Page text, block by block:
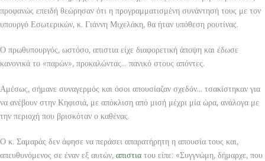
προφανώς επειδή θεώρησαν ότι η προγραμματισμένη συνάντησή τους με τον
υπουργό Εσωτερικών, κ. Γιάννη Μιχελάκη, θα ήταν υπόθεση ρουτίνας.
Ο πρωθυπουργός, ωστόσο, απιστια είχε διαφορετική άποψη και έδωσε
κανονικά το «παρών», προκαλώντας… πανικό στους απόντες.
Αμέσως, σήμανε συναγερμός και όσοι απουσίαζαν σχεδόν… τσακίστηκαν για
να ανέβουν στην Κηφισιά, με απόκλιση από μισή μέχρι μία ώρα, ανάλογα με
την περιοχή που βρισκόταν ο καθένας.
Ο κ. Σαμαράς δεν άφησε να περάσει απαρατήρητη η απουσία τους και,
απευθυνόμενος σε έναν εξ αυτών, απιστια του είπε: «Συγγνώμη, δήμαρχε, που